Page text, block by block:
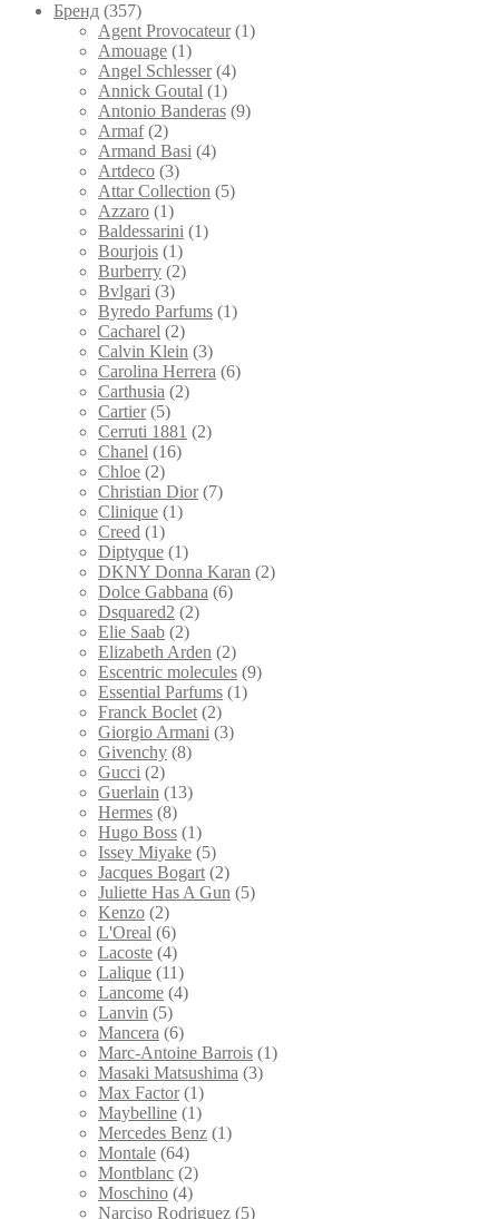
Брeнд (357)
Agent Provocateur (1)
Amouage (1)
Angel Schlesser (4)
Annick Goutal (1)
Antonio Banderas (9)
Armaf (2)
Armand Basi (4)
Artdeco (3)
Attar Collection (5)
Azzaro (1)
Baldessarini (1)
Bourjois (1)
Burberry (2)
Bvlgari (3)
Byredo Parfums (1)
Cacharel (2)
Calvin Klein (3)
Carolina Herrera (6)
Carthusia (2)
Cartier (5)
Cerruti 1881 (2)
Chanel (16)
Chloe (2)
Christian Dior (7)
Clinique (1)
Creed (1)
Diptyque (1)
DKNY Donna Karan (2)
Dolce Gabbana (6)
Dsquared2 (2)
Elie Saab (2)
Elizabeth Arden (2)
Escentric molecules (9)
Essential Parfums (1)
Franck Boclet (2)
Giorgio Armani (3)
Givenchy (8)
Gucci (2)
Guerlain (13)
Hermes (8)
Hugo Boss (1)
Issey Miyake (5)
Jacques Bogart (2)
Juliette Has A Gun (5)
Kenzo (2)
L'Oreal (6)
Lacoste (4)
Lalique (11)
Lancome (4)
Lanvin (5)
Mancera (6)
Marc-Antoine Barrois (1)
Masaki Matsushima (3)
Max Factor (1)
Maybelline (1)
Mercedes Benz (1)
Montale (64)
Montblanc (2)
Moschino (4)
Narciso Rodriguez (5)